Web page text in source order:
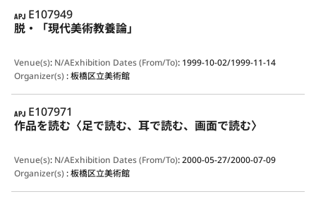
APJ
E107949
脱・「現代美術教養論」
Venue(s): N/AExhibition Dates (From/To): 1999-10-02/1999-11-14
Organizer(s):板橋区立美術館
APJ
E107971
作品を読む〈足で読む、耳で読む、画面で読む〉
Venue(s): N/AExhibition Dates (From/To):2000-05-27/2000-07-09
Organizer(s):板橋区立美術館